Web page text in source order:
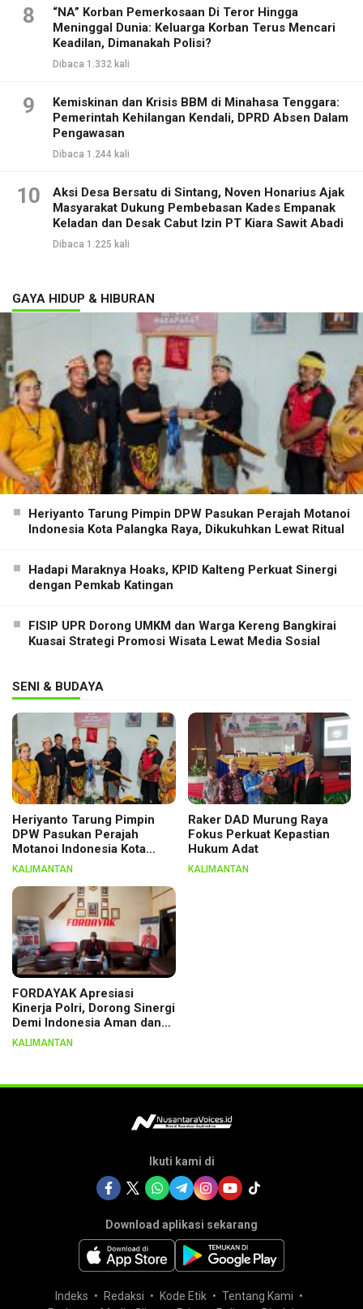
8
“NA” Korban Pemerkosaan Di Teror Hingga
Meninggal Dunia: Keluarga Korban Terus Mencari
Keadilan, Dimanakah Polisi?
Dibaca 1.332 kali
9
Kemiskinan dan Krisis BBM di Minahasa Tenggara:
Pemerintah Kehilangan Kendali, DPRD Absen Dalam
Pengawasan
Dibaca 1.244 kali
10
Aksi Desa Bersatu di Sintang, Noven Honarius Ajak
Masyarakat Dukung Pembebasan Kades Empanak
Keladan dan Desak Cabut Izin PT Kiara Sawit Abadi
Dibaca 1.225 kali
GAYA HIDUP & HIBURAN
Heriyanto Tarung Pimpin DPW Pasukan Perajah Motanoi
Indonesia Kota Palangka Raya, Dikukuhkan Lewat Ritual
Hadapi Maraknya Hoaks, KPID Kalteng Perkuat Sinergi
dengan Pemkab Katingan
FISIP UPR Dorong UMKM dan Warga Kereng Bangkirai
Kuasai Strategi Promosi Wisata Lewat Media Sosial
SENI & BUDAYA
Heriyanto Tarung Pimpin
DPW Pasukan Perajah
Motanoi Indonesia Kota
Palangka Raya, Dikukuhkan
KALIMANTAN
Raker DAD Murung Raya
Fokus Perkuat Kepastian
Hukum Adat
KALIMANTAN
FORDAYAK Apresiasi
Kinerja Polri, Dorong Sinergi
Demi Indonesia Aman dan
Berkeadilan
KALIMANTAN
Ikuti kami di
Download aplikasi sekarang
Indeks Redaksi Kode Etik
Tentang Kami